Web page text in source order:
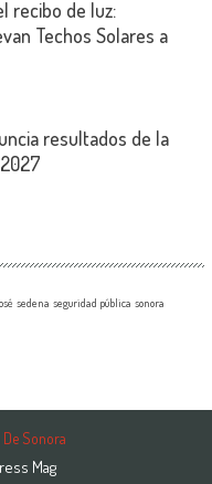
recibo de luz:
Techos Solares a
resultados de la
sedena seguridad pública sonora
De Sonora
Mag